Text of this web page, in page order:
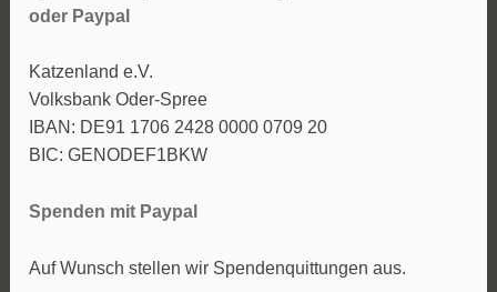
oder Paypal
Katzenland e.V.
Volksbank Oder-Spree
IBAN: DE91 1706 2428 0000 0709 20
BIC: GENODEF1BKW
Spenden mit Paypal
Auf Wunsch stellen wir Spendenquittungen aus.